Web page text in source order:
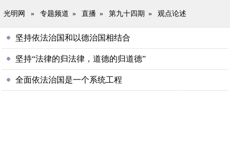
光明网 » 专题频道 » 直播 » 第九十四期 » 观点论述
坚持依法治国和以德治国相结合
坚持“法律的归法律，道德的归道德”
全面依法治国是一个系统工程